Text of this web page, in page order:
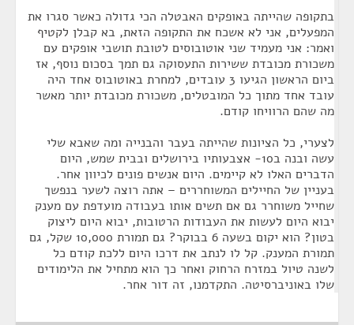
בתקופה שהייתה באופקים האבטלה הכי גדולה כאשר סגרו את
המפעלים, אני לא אשכח את התקופה הזאת, בא קבלן לקטיף
ואמר: אני מעמיד שני אוטובוסים לטובת תושבי אופקים עם
משכורת מכובדת ששירות התעסוקה גם תמך בסכום נוסף, אז
ביום הראשון הגיעו 3 עובדים, למחרת באוטובוס אחד היה
עובד אחד מתוך כל המובטלים, משכורת מכובדת יותר מאשר
מה שהם הרוויחו קודם.
לצערי, כל הציונות שהייתה בעבר והבנייה ומה שאבא שלי
עשה ובנה ב10- אצבעותיו בירושלים ובבית שמש, היום
הדברים האלו לא קיימים. היום אנשים פונים לכיוון אחר.
בעניין של החיילים המשוחררים – אתה רוצה לשער בנפשך
שחייל משוחרר גם אם תשים אותו בעבודה מועדפת עם מענק
יבוא היום לעשות את העבודות הרטובות, יבוא היום ליצוק
בטון? הוא יקום בשעה 6 בבוקר? גם תמורת 10,000 שקל, גם
תמורת המענק. קל לו לנתב את דרכו היום ללכת קודם כל
לשנה טיול במזרח הרחוק ואחר כך הוא מתחיל את הלימודים
שלו באוניברסיטה. התקדמנו, זה דור אחר.